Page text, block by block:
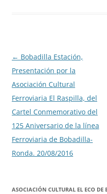
Navegación
de
entradas
← Bobadilla Estación,
Presentación por la
Asociación Cultural
Ferroviaria El Raspilla, del
Cartel Conmemorativo del
125 Aniversario de la línea
Ferroviaria de Bobadilla-
Ronda. 20/08/2016
ASOCIACIÓN CULTURAL EL ECO DE